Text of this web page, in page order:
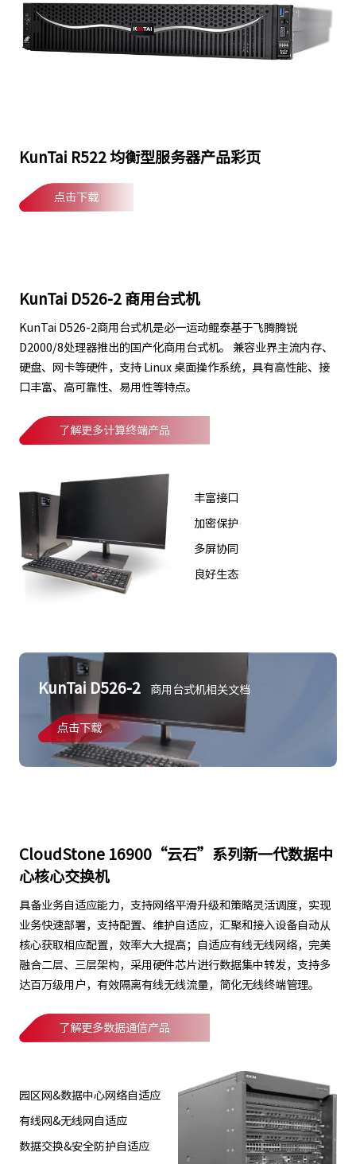
KunTai R522 均衡型服务器产品彩页
点击下载
KunTai D526-2 商用台式机
KunTai D526-2商用台式机是必一运动鲲泰基于飞腾腾锐
D2000/8处理器推出的国产化商用台式机。 兼容业界主流内存、
硬盘、网卡等硬件，支持 Linux 桌面操作系统，具有高性能、接
口丰富、高可靠性、易用性等特点。
了解更多计算终端产品
丰富接口
加密保护
多屏协同
良好生态
KunTai D526-2 商用台式机相关文档
点击下载
CloudStone 16900“云石”系列新一代数据中
心核心交换机
具备业务自适应能力，支持网络平滑升级和策略灵活调度，实现
业务快速部署，支持配置、维护自适应，汇聚和接入设备自动从
核心获取相应配置，效率大大提高；自适应有线无线网络，完美
融合二层、三层架构，采用硬件芯片进行数据集中转发，支持多
达百万级用户，有效隔离有线无线流量，简化无线终端管理。
了解更多数据通信产品
园区网&数据中心网络自适应
有线网&无线网自适应
数据交换&安全防护自适应